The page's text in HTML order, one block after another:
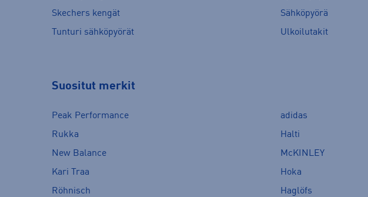
Skechers kengät
Sähköpyörä
Tunturi sähköpyörät
Ulkoilutakit
Suositut merkit
Peak Performance adidas
Rukka
Halti
New Balance
McKINLEY
Kari Traa
Hoka
Röhnisch
Haglöfs